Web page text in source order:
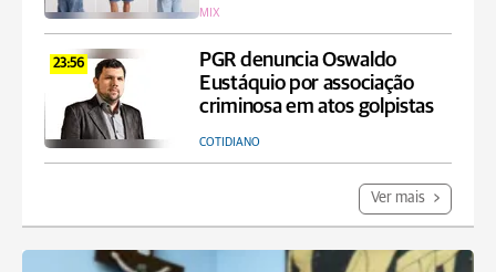
MIX
23:56
PGR denuncia Oswaldo
Eustáquio por associação
criminosa em atos golpistas
COTIDIANO
Ver mais